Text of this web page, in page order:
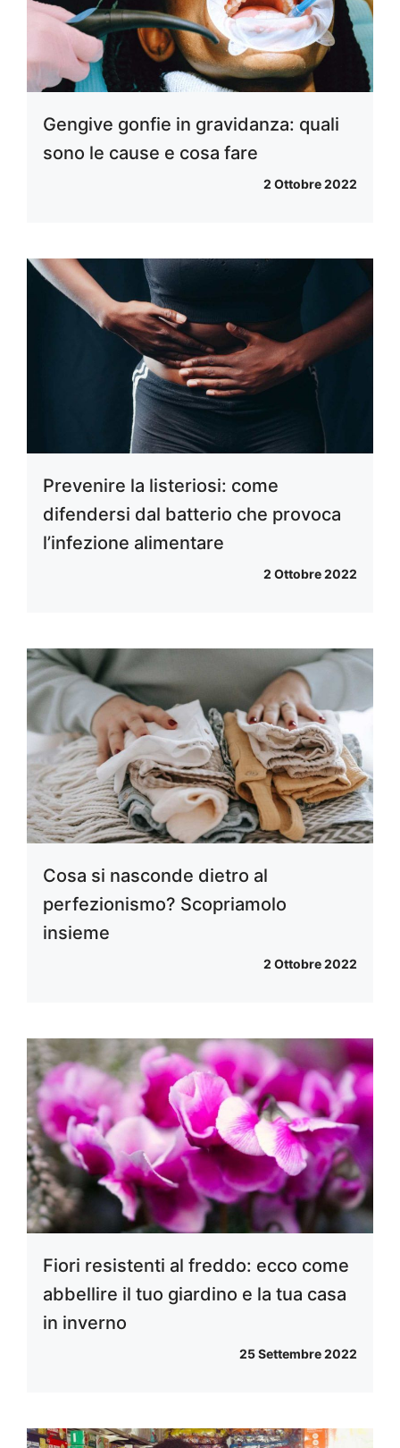
Gengive gonfie in gravidanza: quali
sono le cause e cosa fare
2 Ottobre 2022
Prevenire la listeriosi: come
difendersi dal batterio che provoca
l’infezione alimentare
2 Ottobre 2022
Cosa si nasconde dietro al
perfezionismo? Scopriamolo
insieme
2 Ottobre 2022
Fiori resistenti al freddo: ecco come
abbellire il tuo giardino e la tua casa
in inverno
25 Settembre 2022